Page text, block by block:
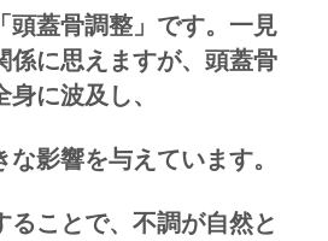
頭蓋骨調整」です。一見
係に思えますが、頭蓋骨
に波及し、
影響を与えています。
ることで、不調が自然と